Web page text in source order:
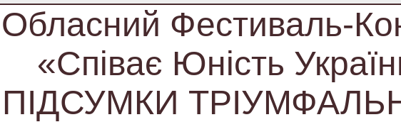
Обласний Фестиваль-
«Співає Юність
ПІДСУМКИ